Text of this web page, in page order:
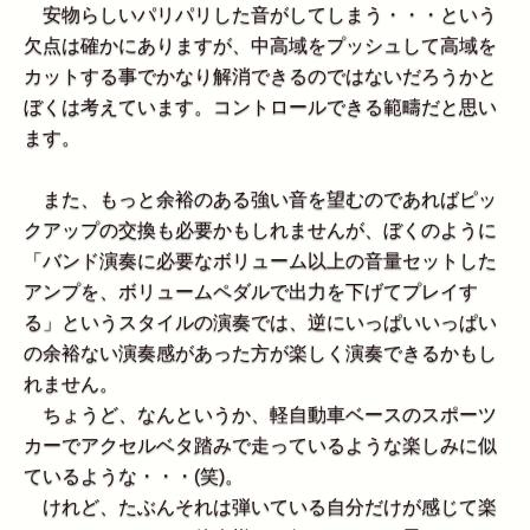
安物らしいパリパリした音がしてしまう・・・という
欠点は確かにありますが、中高域をプッシュして高域を
カットする事でかなり解消できるのではないだろうかと
ぼくは考えています。コントロールできる範疇だと思い
ます。
また、もっと余裕のある強い音を望むのであればピッ
クアップの交換も必要かもしれませんが、ぼくのように
「バンド演奏に必要なボリューム以上の音量セットした
アンプを、ボリュームペダルで出力を下げてプレイす
る」というスタイルの演奏では、逆にいっぱいいっぱい
の余裕ない演奏感があった方が楽しく演奏できるかもし
れません。
ちょうど、なんというか、軽自動車ベースのスポーツ
カーでアクセルベタ踏みで走っているような楽しみに似
ているような・・・(笑)。
けれど、たぶんそれは弾いている自分だけが感じて楽